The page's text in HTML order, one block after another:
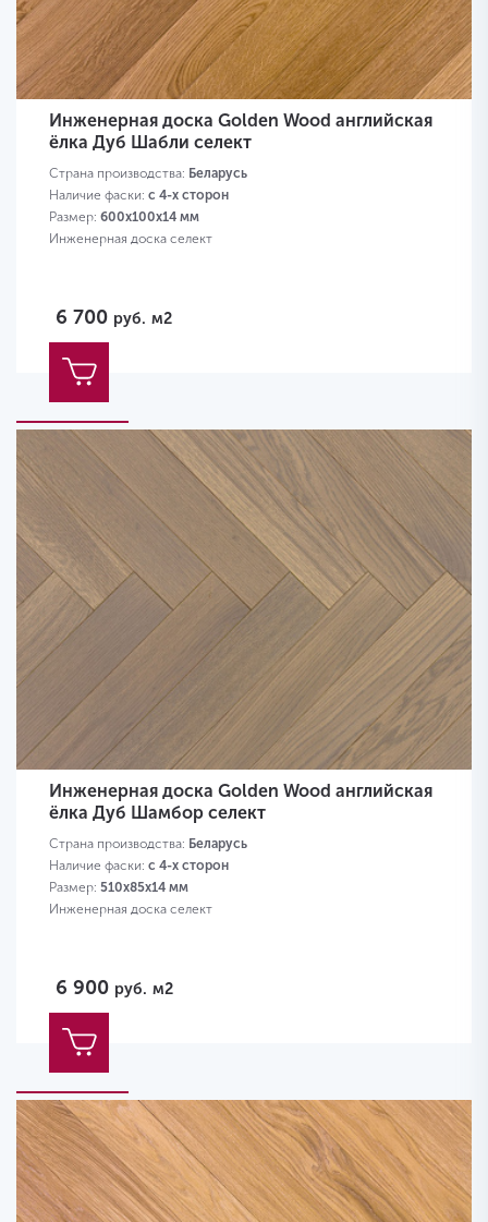
Инженерная доска Golden Wood английская
ёлка Дуб Шабли селект
Страна производства: Беларусь
Наличие фаски: с 4-х сторон
Размер: 600х100х14 мм
Инженерная доска селект
6 700 руб. м2
Инженерная доска Golden Wood английская
ёлка Дуб Шамбор селект
Страна производства: Беларусь
Наличие фаски: с 4-х сторон
Размер: 510х85х14 мм
Инженерная доска селект
6 900 руб. м2